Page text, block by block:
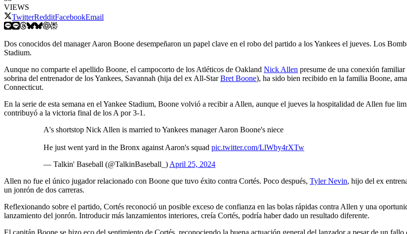
VIEWS
TwitterRedditFacebookEmail
Dos conocidos del manager Aaron Boone desempeñaron un papel clave en el robo del partido a los Yankees el jueves. Los
Stadium.
Aunque no comparte el apellido Boone, el campocorto de los Atléticos de Oakland Nick Allen presume de una conexión
sobrina del entrenador de los Yankees, Savannah (hija del ex All-StarBret Boone), ha sido bien recibido en la familia Boone,
Connecticut.
En la serie de esta semana en el Yankee Stadium, Boone volvió a recibir a Allen, aunque el jueves la hospitalidad de Allen fue
contribuyó a la victoria final de los A por 3-1.
A's shortstop Nick Allen is married to Yankees manager Aaron Boone's niece
He just went yard in the Bronx against Aaron's squad pic.twitter.com/LlWby4rXTw
— Talkin' Baseball (@TalkinBaseball_) April 25, 2024
Allen no fue el único jugador relacionado con Boone que tuvo éxito contra Cortés. Poco después, Tyler Nevin, hijo del ex
un jonrón de dos carreras.
Reflexionando sobre el partido, Cortés reconoció un posible exceso de confianza en las bolas rápidas contra Allen y una
lanzamiento del jonrón. Introducir más lanzamientos interiores, creía Cortés, podría haber dado un resultado diferente.
El capitán Boone se hizo eco del sentimiento de Cortés, reconociendo la buena actuación general del lanzador a pesar de un